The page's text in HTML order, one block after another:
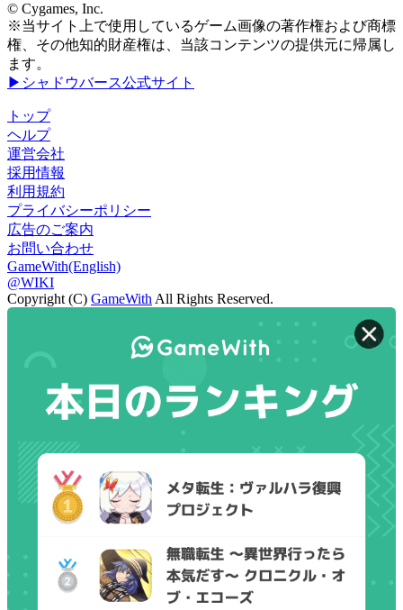
© Cygames, Inc.
※当サイト上で使用しているゲーム画像の著作権および商標
権、その他知的財産権は、当該コンテンツの提供元に帰属し
ます。
▶シャドウバース公式サイト
トップ
ヘルプ
運営会社
採用情報
利用規約
プライバシーポリシー
広告のご案内
お問い合わせ
GameWith(English)
@WIKI
Copyright (C) GameWith All Rights Reserved.